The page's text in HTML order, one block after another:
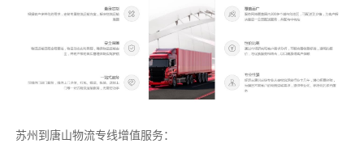
苏州到唐山物流专线增值服务：